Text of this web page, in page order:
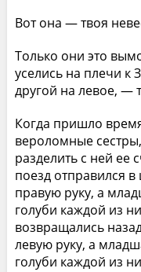
Вот она — твоя
Только они это
уселись на плечи к
другой на левое, —
Когда пришло
вероломные
разделить с ней ее
поезд отправился
правую руку, а
голуби каждой из
возвращались
левую руку, а
голуби каждой из